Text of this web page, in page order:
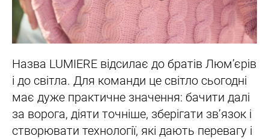
Назва LUMIERE відсилає до братів Люм’єрів
і до світла. Для команди це світло сьогодні
має дуже практичне значення: бачити далі
за ворога, діяти точніше, зберігати зв’язок і
створювати технології, які дають перевагу і